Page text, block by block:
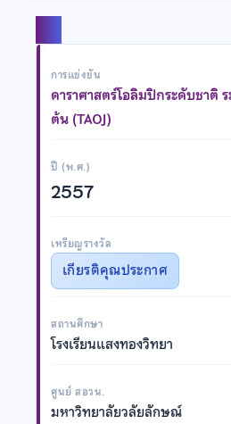
การแข่งขัน
ดาราศาสตร์โอลิมปิกระดับชา
ต้น (TAOJ)
ปี (พ.ศ.)
2557
เหรียญรางวัล
เกียรติคุณประกาศ
สถานศึกษา
โรงเรียนแสงทองวิทยา
ศูนย์ สอวน.
มหาวิทยาลัยวลัยลักษณ์